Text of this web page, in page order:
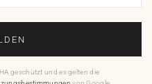
geschützt und es gelten die